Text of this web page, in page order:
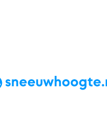
TipsReviewsLive